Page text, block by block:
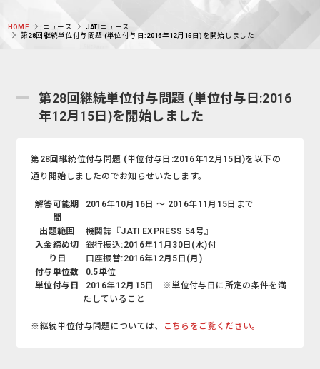
HOME ニュース
JATIニュース
第28回継続単位付与問題 (単位付与日:2016年12月15日)を開始しました
第28回継続単位付与問題 (単位付与日:2016
年12月15日)を開始しました
第28回継続位付与問題 (単位付与日:2016年12月15日)を以下の
通り開始しましたのでお知らせいたします。
解答可能期
間
2016年10月16日 ～ 2016年11月15日まで
出題範囲
機関誌『JATI EXPRESS 54号』
入金締め切
り日
銀行振込:2016年11月30日(水)付
口座振替:2016年12月5日(月)
付与単位数
0.5単位
単位付与日
2016年12月15日 ※単位付与日に所定の条件を満
たしていること
※継続単位付与問題については、 こちらをご覧ください。